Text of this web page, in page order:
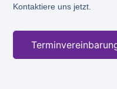
Kontaktiere uns jetzt.